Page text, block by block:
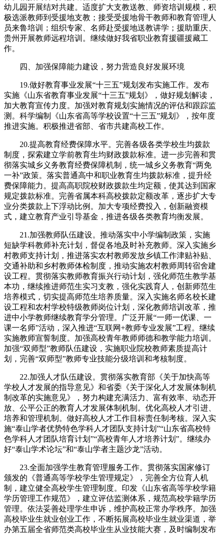
幼儿园开展结对共建。适度扩大支教送教、师资培训规模，积
极选派教师到受援地支教；接受受援地骨干教师和教育管理人
员来鲁培训；组织专家、名师赴受援地送教讲学；援助重庆、
贵州开展教师远程培训。继续做好我省职业教育援疆援藏工
作。
四、加强保障能力建设，努力营造良好发展环境
19.做好教育事业发展“十三五”规划发布实施工作。发布
实施《山东省教育事业发展“十三五”规划》，做好规划解读，
加大教育宣传力度。加强对教育规划实施情况的评估和跟踪监
测。科学编制《山东省高等学校设置“十三五”规划》，按年度
推进实施。积极推进省部、省市共建高校工作。
20.提高教育经费保障水平。完善各级各类学校生均拨款
制度，探索建立学前教育生均财政拨款标准。进一步完善和贯
彻落实城乡义务教育经费保障机制，统一城乡义务教育“两免
一补”政策。落实普通高中和职业教育生均拨款标准，提升经
费保障能力。提高高职院校财政拨款生均定额，使其达到国家
规定拨款标准。完善省属本科高校拨款定额改革，逐步扩大专
业分类拨款上下浮动比例。加大专项经费投入，创新融资模
式，建立教育产业引导基金，推进各级各类教育均衡发展。
21.加强教师队伍建设。推动落实中小学编制政策，实施
短缺学科教师补充计划，督促各地及时补充教师。深入实施乡
村教师支持计划，推进落实农村教师发放乡镇工作津贴补贴、
交通补助和乡村教师体检制度，推动实施农村教师周转宿舍建
设工程。贯彻落实教师教育振兴行动计划，强化师范生教学基
本功，继续推进师范生实习支教，强化实践育人，创新师范生
培养模式，切实提高师范生培养质量。深入实施名师名校长建
设工程和农村学校特级教师岗位计划，深化教师培训改革，推
进中小学教师继续教育学分管理。广泛开展“一师一优课、一
课一名师”活动，深入推进“互联网+教师专业发展”工程。继续
实施教师宣誓制度。加强高校青年教师师德和教学能力培训。
加强“双师型”教师队伍建设，实施职业院校教师素质提高计
划，完善“双师型”教师专业技能分级培训和考核制度。
22.加强人才队伍建设。贯彻落实教育部《关于加快高等
学校人才发展的指导意见》和省委《关于深化人才发展体制机
制改革的实施意见》，努力构建充满活力、富有效率、动态开
放、公平公正的教育人才发展体制机制。优化高校人才引进、
培养和管理机制。做好高校人才工作目标责任制考核。深入实
施“泰山学者优势特色学科人才团队支持计划”“山东省高校特
色学科人才团队培育计划”“高校青年人才培养计划”。继续办
好“泰山学术论坛”和“泰山学者主题沙龙”活动。
23.全面加强学生教育管理服务工作。贯彻落实国家修订
颁发的《普通高等学校学生管理规定》，完善全方位育人机
制，建立健全高校学生管理制度。印发《山东省高等学校学籍
学历管理工作规范》，建立评估监测体系，规范高校学籍学历
管理。依法妥善处理学生申诉，维护高校正常办学秩序。加强
高校毕业生就业创业工作，不断拓展高校毕业生就业渠道，举
办第五届全省师范类高校毕业生从业技能大赛，及时编制发布